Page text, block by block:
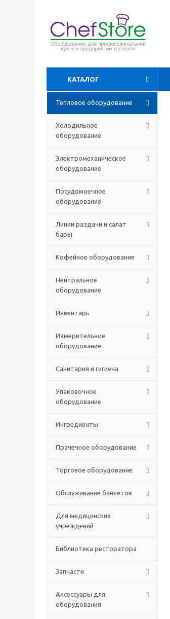
КАТАЛОГ
Тепловое оборудование
Холодильное
оборудование
Электромеханическое
оборудование
Посудомоечное
оборудование
Линии раздачи и салат
бары
Кофейное оборудование
Нейтральное
оборудование
Инвентарь
Измерительное
оборудование
Санитария и гигиена
Упаковочное
оборудование
Ингредиенты
Прачечное оборудование
Торговое оборудование
Обслуживание банкетов
Для медицинских
учреждений
Библиотека ресторатора
Запчасти
Аксессуары для
оборудования